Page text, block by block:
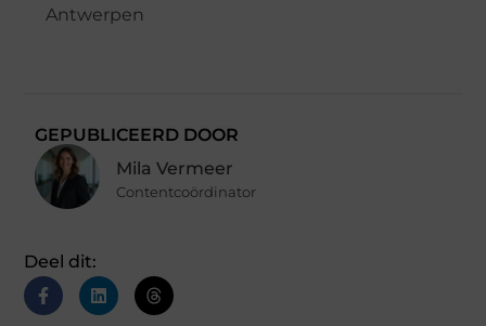
Antwerpen
GEPUBLICEERD DOOR
Mila Vermeer
Contentcoördinator
Deel dit: